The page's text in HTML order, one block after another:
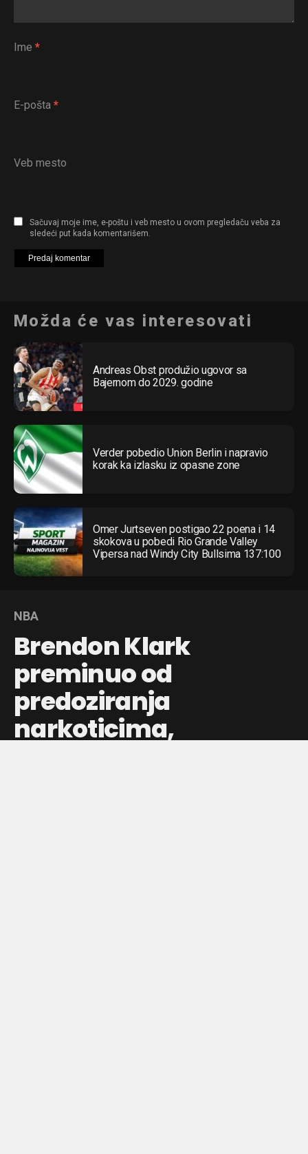
Ime *
E-pošta *
Veb mesto
Sačuvaj moje ime, e-poštu i veb mesto u ovom pregledaču veba za
sledeći put kada komentarišem.
Možda će vas interesovati
Andreas Obst produžio ugovor sa
Bajernom do 2029. godine
Verder pobedio Union Berlin i napravio
korak ka izlasku iz opasne zone
Omer Jurtseven postigao 22 poena i 14
skokova u pobedi Rio Grande Valley
Vipersa nad Windy City Bullsima 137:100
NBA
Brendon Klark
preminuo od
predoziranja
narkoticima,